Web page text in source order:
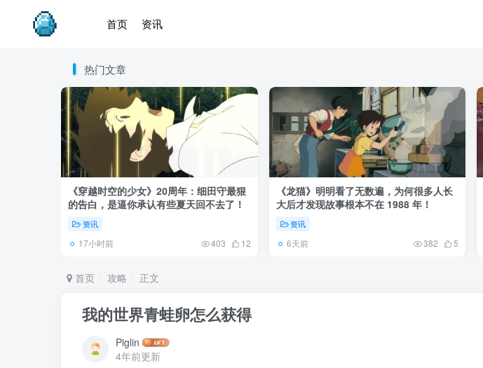
首页 资讯
热门文章
《穿越时空的少女》20周年：细田守最狠
的告白，是逼你承认有些夏天回不去了！
资讯
17小时前 403 12
《龙猫》明明看了无数遍，为何很多人长
大后才发现故事根本不在 1988 年！
资讯
6天前 382 5
首页 攻略 正文
我的世界青蛙卵怎么获得
Piglin
4年前更新